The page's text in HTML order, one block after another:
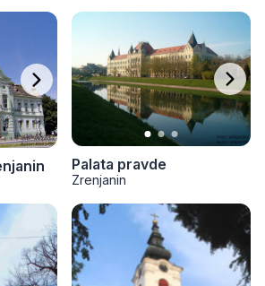
Palata pravde
Zrenjanin